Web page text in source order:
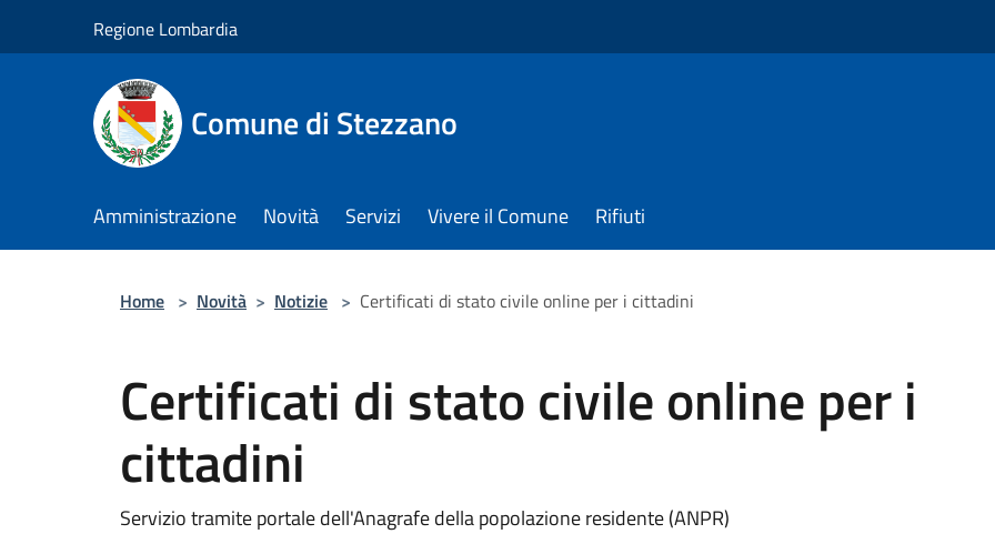
Regione Lombardia
Comune di Stezzano
Amministrazione Novità Servizi Vivere il Comune Rifiuti
Home > Novità > Notizie > Certificati di stato civile online per i cittadini
Certificati di stato civile online per i
cittadini
Servizio tramite portale dell'Anagrafe della popolazione residente (ANPR)